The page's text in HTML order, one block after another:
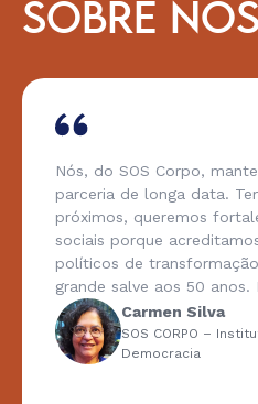
SOBRE NÓS
Nós, do SOS Corpo,
parceria de longa data.
próximos, queremos
sociais porque
políticos de
grande salve aos 50 anos.
Carmen Silva
SOS CORPO –
Democracia